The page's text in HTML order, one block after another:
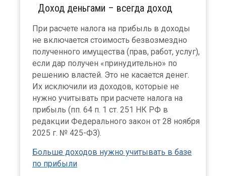
Доход деньгами – всегда доход
При расчете налога на прибыль в доходы
не включается стоимость безвозмездно
полученного имущества (прав, работ, услуг),
если дар получен «принудительно» по
решению властей. Это не касается денег.
Их исключили из доходов, которые не
нужно учитывать при расчете налога на
прибыль (пп. 64 п. 1 ст. 251 НК РФ в
редакции Федерального закон от 28 ноября
2025 г. № 425-ФЗ).
Больше доходов нужно учитывать в базе
по прибыли